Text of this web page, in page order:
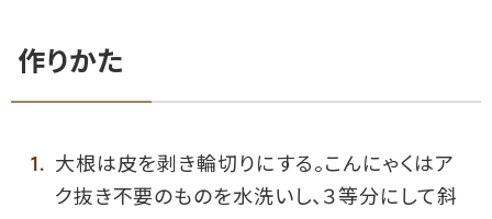
作りかた
大根は皮を剥き輪切りにする。こんにゃくはア
ク抜き不要のものを水洗いし、３等分にして斜